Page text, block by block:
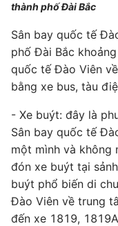
thành phố Đài Bắc
Sân bay quốc tế
phố Đài Bắc
quốc tế Đào Viên
bằng xe bus, tàu
- Xe buýt: đây là
Sân bay quốc tế
một mình và không
đón xe buýt tại
buýt phổ biến di
Đào Viên về trung
đến xe 1819,